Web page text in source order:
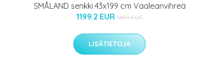
SMÅLAND senkki 43x199 cm Vaaleanvihreä
1199.2 EUR 1499 EUR
LISÄTIETOJA